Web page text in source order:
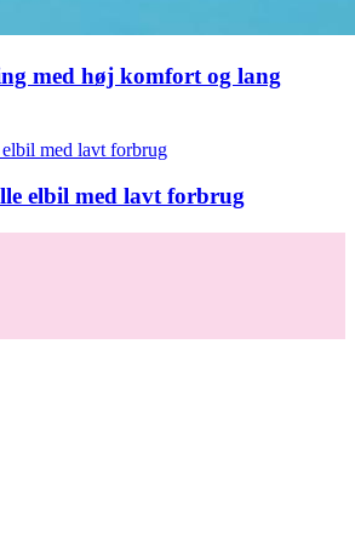
med høj komfort og lang
elbil med lavt forbrug